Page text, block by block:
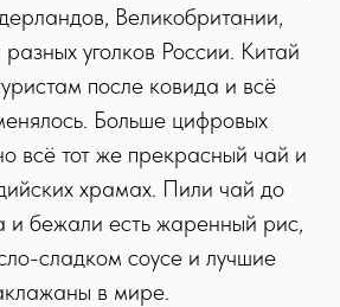
Великобритании,
уголков России. Китай
после ковида и всё
Больше цифровых
всё тот же прекрасный чай и
храмах. Пили чай до
и бежали есть жаренный рис,
сладком соусе и лучшие
в мире.